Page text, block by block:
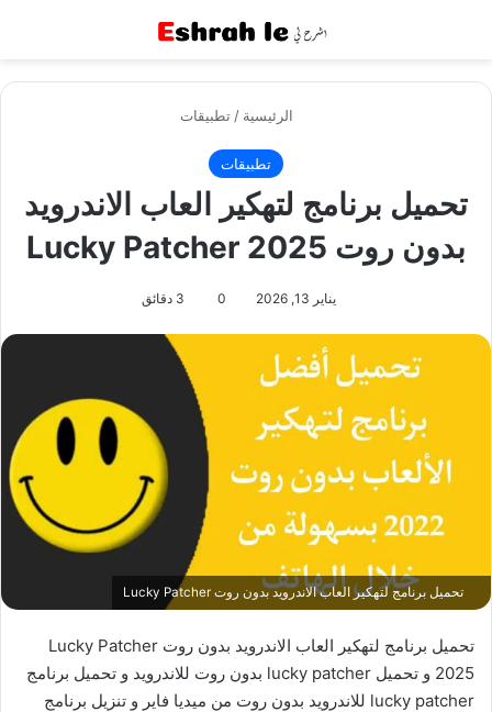
الرئيسية / تطبيقات
تطبيقات
تحميل برنامج لتهكير العاب الاندرويد
بدون روت Lucky Patcher 2025
يناير 13, 2026 0
تحميل برنامج لتهكير العاب الاندرويد بدون روت Lucky Patcher
تحميل برنامج لتهكير العاب الاندرويد بدون روت Lucky Patcher
2025 و تحميل lucky patcher بدون روت للاندرويد و تحميل برنامج
lucky patcher للاندرويد بدون روت من ميديا فاير و تنزيل برنامج